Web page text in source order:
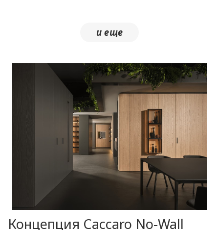
Концепция Caccaro ​No-Wall